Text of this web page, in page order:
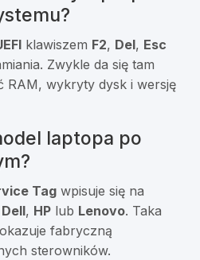
klawiszem F2, Del, Esc
Zwykle da się tam
RAM, wykryty dysk i wersję
laptopa po
Tag wpisuje się na
Dell, HP lub Lenovo. Taka
fabryczną
sterowników.